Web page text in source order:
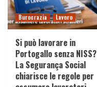
Burocrazia Lavoro
Si può lavorare in
Portogallo senza NISS?
La Segurança Social
chiarisce le regole per